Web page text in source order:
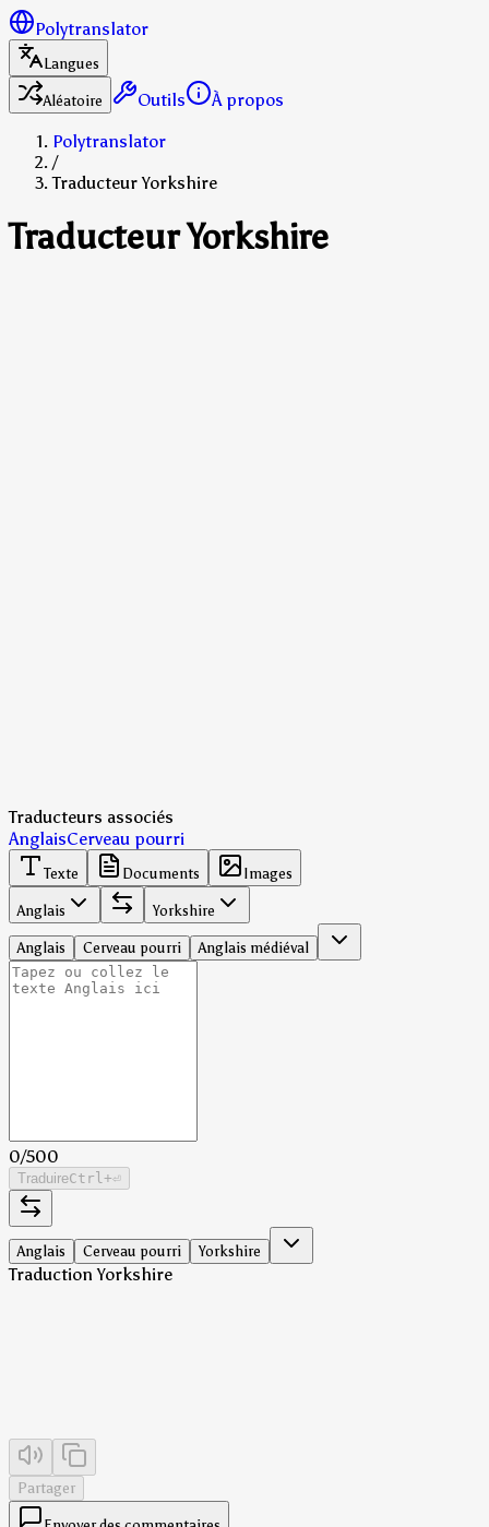
Polytranslator
Langues
Aléatoire
Outils
À propos
Polytranslator
/
Traducteur Yorkshire
Traducteur Yorkshire
Traducteurs associés
AnglaisCerveau pourri
Texte Documents
Images
Anglais
Yorkshire
Anglais
Cerveau pourri Anglais médiéval
0/500
TraduireCtrl +⏎
Anglais Cerveau pourri Yorkshire
Traduction Yorkshire
Partager